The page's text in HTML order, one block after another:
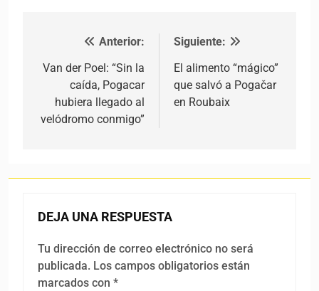
Navegación de entradas
Anterior:
Van der Poel: “Sin la
caída, Pogacar
hubiera llegado al
velódromo conmigo”
Siguiente:
El alimento “mágico”
que salvó a Pogačar
en Roubaix
DEJA UNA RESPUESTA
Tu dirección de correo electrónico no será
publicada. Los campos obligatorios están
marcados con *